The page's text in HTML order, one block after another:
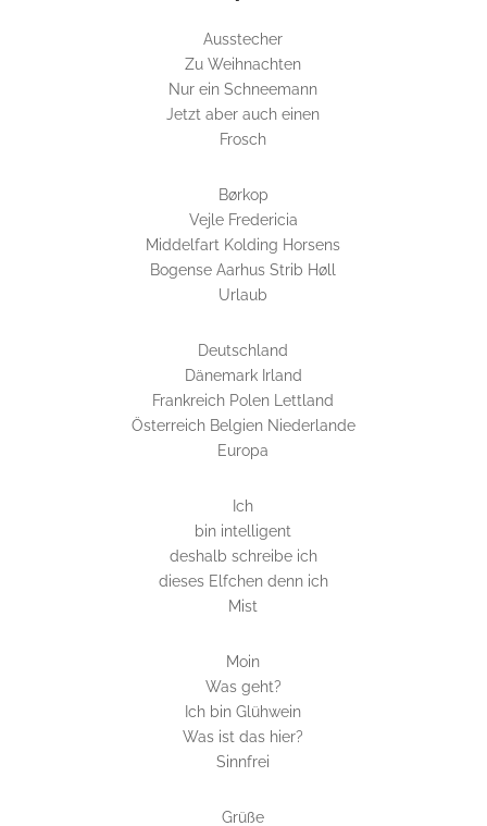
Ausstecher
Zu Weihnachten
Nur ein Schneemann
Jetzt aber auch einen
Frosch
Børkop
Vejle Fredericia
Middelfart Kolding Horsens
Bogense Aarhus Strib Høll
Urlaub
Deutschland
Dänemark Irland
Frankreich Polen Lettland
Österreich Belgien Niederlande
Europa
Ich
bin intelligent
deshalb schreibe ich
dieses Elfchen denn ich
Mist
Moin
Was geht?
Ich bin Glühwein
Was ist das hier?
Sinnfrei
Grüße